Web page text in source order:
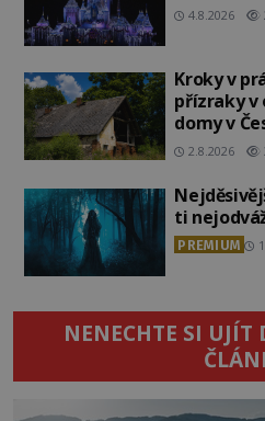
4.8.2026
Kroky v
přízraky v
domy v
2.8.2026
Nejděsivější
ti
PREMIUM
NENECHTE SI UJÍT